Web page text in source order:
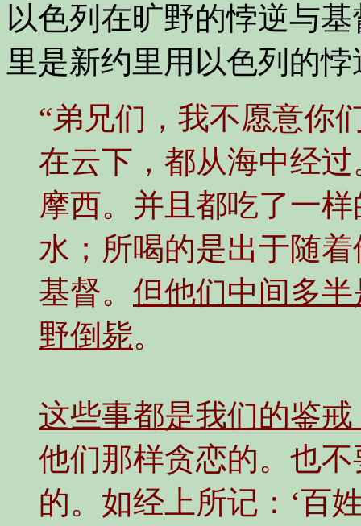
以色列在旷野的悖逆与
里是新约里用以色列的
“弟兄们，我不愿意你
在云下，都从海中经
摩西。并且都吃了一
水；所喝的是出于随
基督。 但他们中间多
野倒毙。
这些事都是我们的鉴
他们那样贪恋的。也
的。如经上所记：‘百